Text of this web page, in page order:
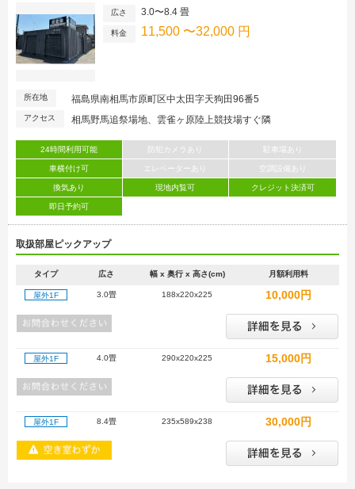
広さ 3.0〜8.4 畳
料金 11,500 〜32,000 円
所在地 福島県南相馬市原町区中太田字天狗田96番5
アクセス 相馬野馬追祭場地、雲雀ヶ原陸上競技場すぐ隣
24時間利用可能 防犯カメラあり 駐車場あり
車横付け可 エレベーターあり 空調設備あり
換気あり 現地内覧可 クレジット決済可
即日予約可
取扱部屋ピックアップ
タイプ 広さ 幅 x 奥行 x 高さ(cm) 月額利用料
屋外1F 3.0畳 188x220x225 10,000円
屋外1F 4.0畳 290x220x225 15,000円
屋外1F 8.4畳 235x589x238 30,000円